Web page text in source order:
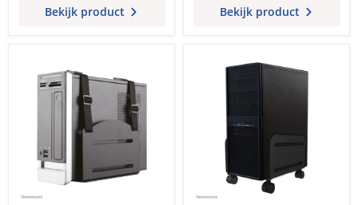
Bekijk product Bekijk product